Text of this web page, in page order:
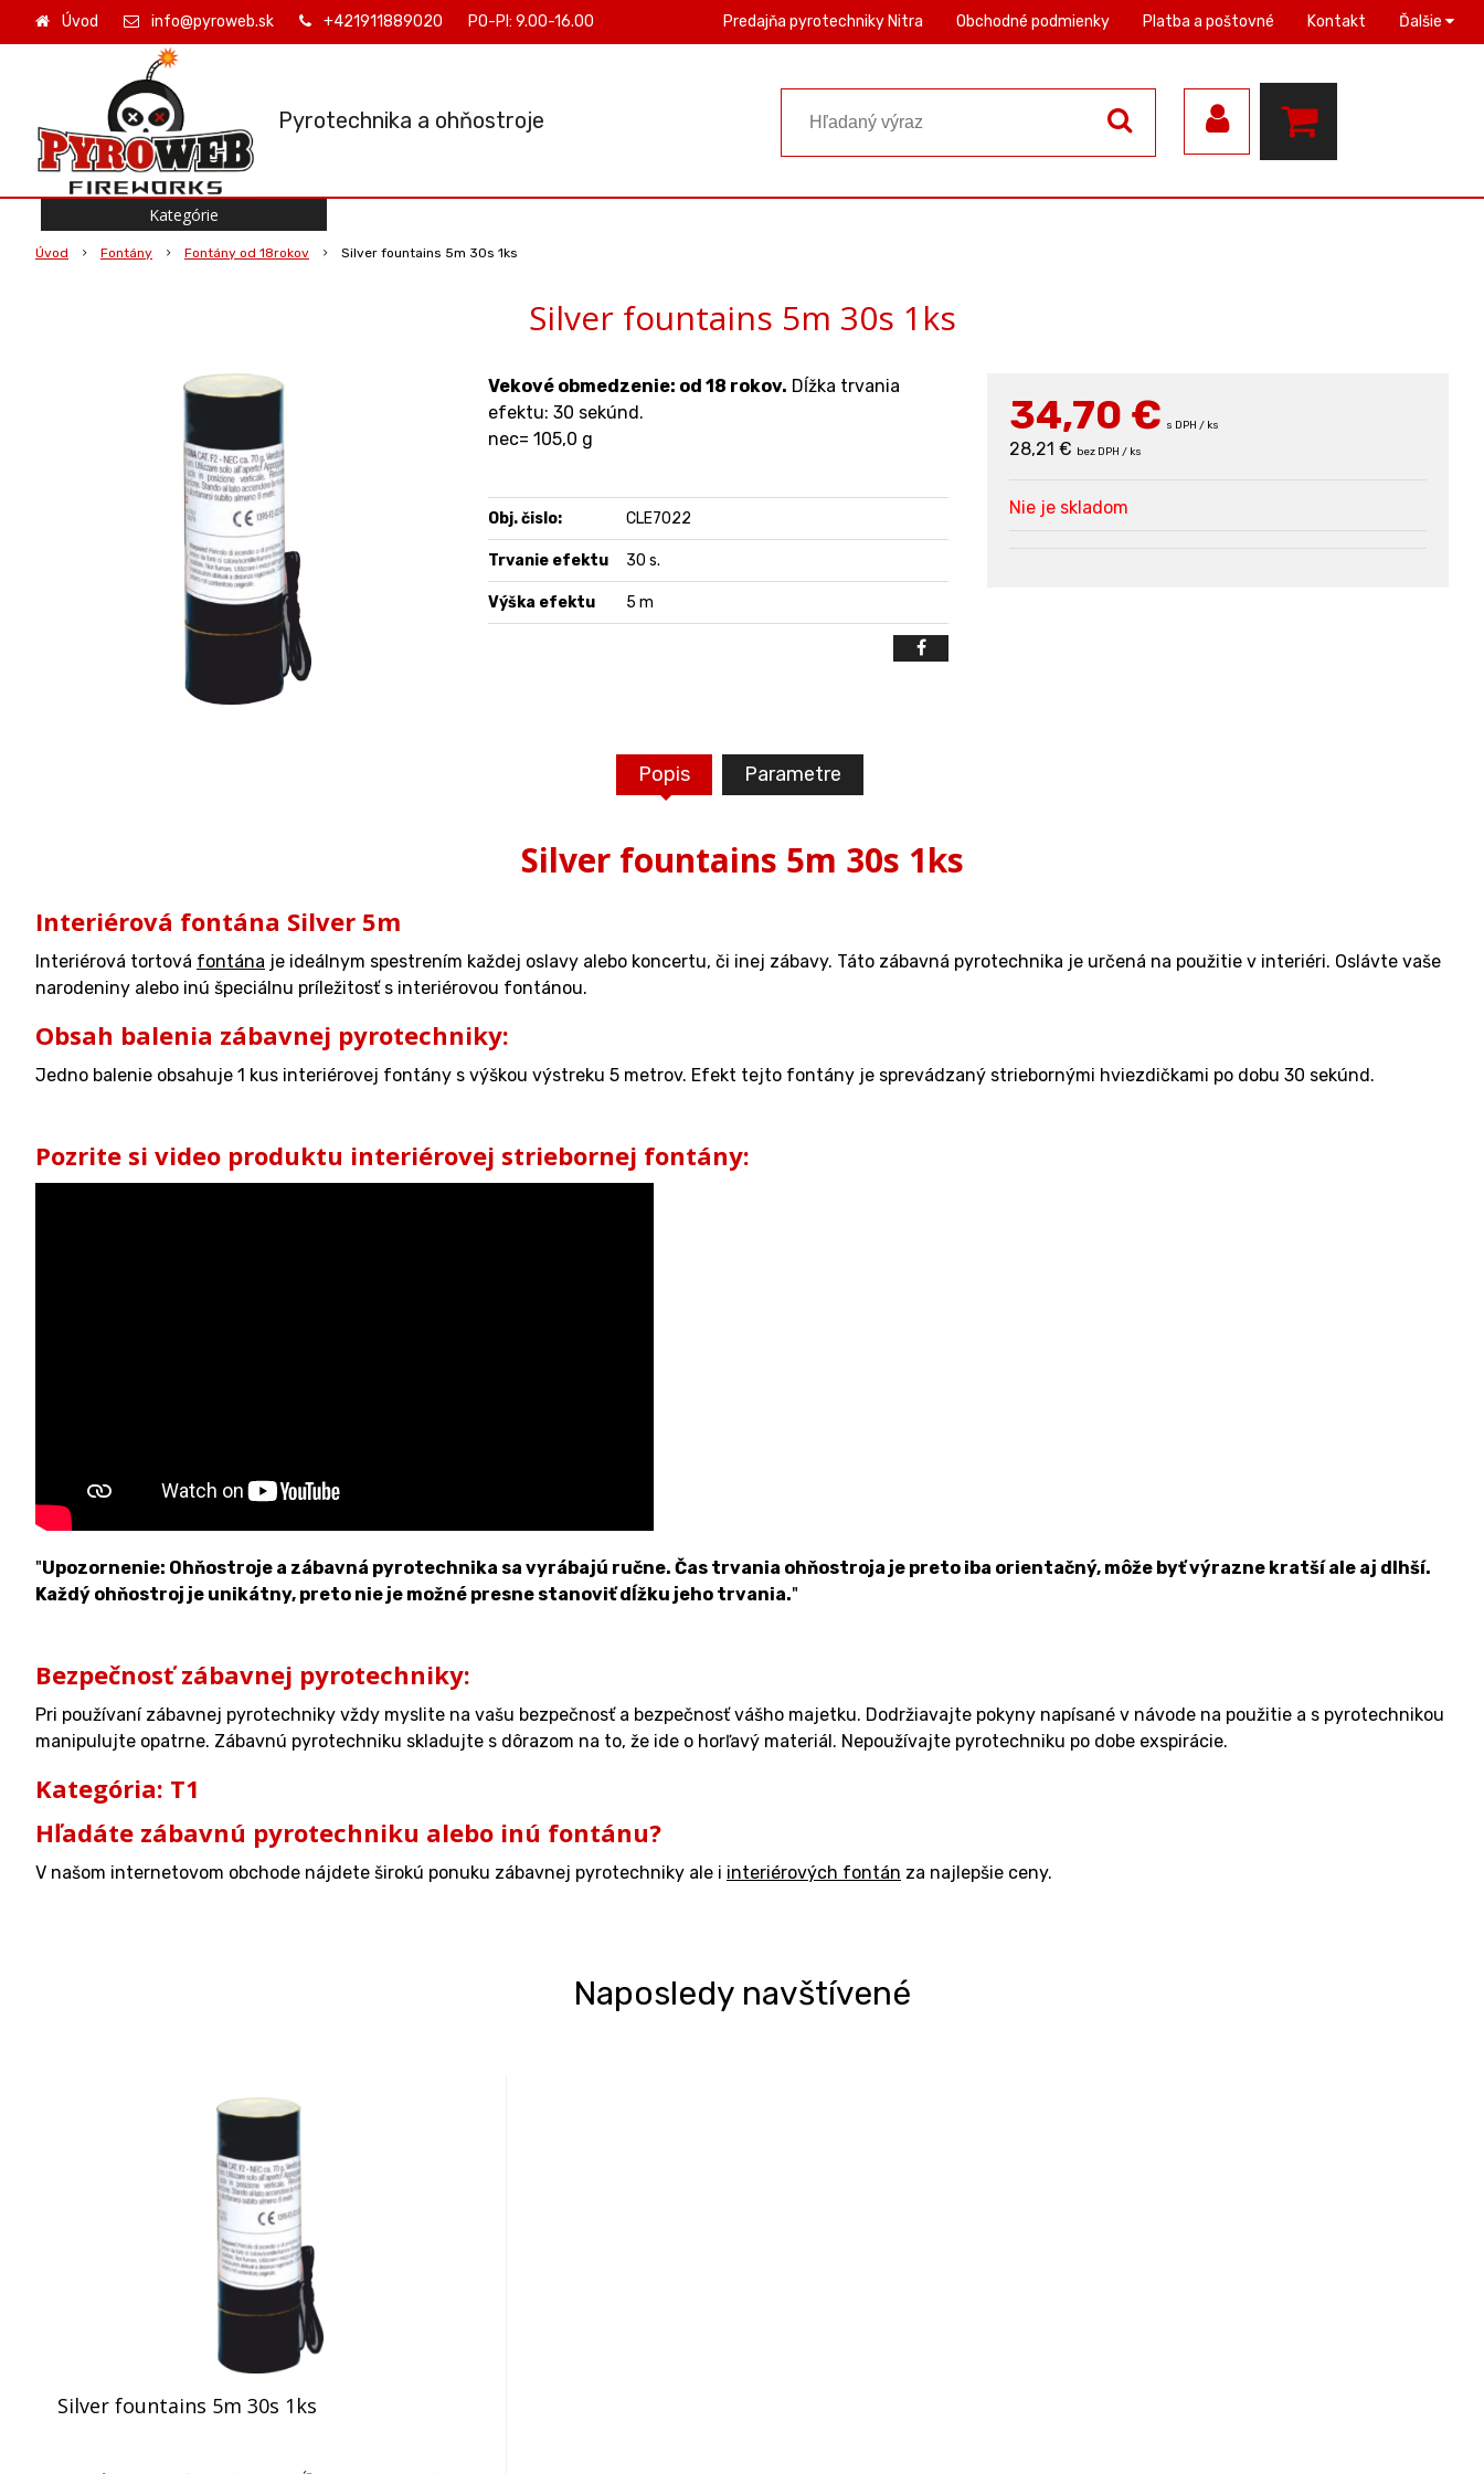
Pyrotechnika a ohňostroje
Úvod info@pyroweb.sk +421911889020 PO-PI: 9.00-16.00 Predajňa pyrotechniky Nitra Obchodné podmienky Platba a poštovné Kontakt Ďalšie
Úvod Fontány Fontány od 18rokov Silver fountains 5m 30s 1ks
Silver fountains 5m 30s 1ks
34,70 € s DPH / ks
28,21 € bez DPH / ks
Nie je skladom
Vekové obmedzenie: od 18 rokov. Dĺžka trvania
efektu: 30 sekúnd.
nec= 105,0 g
Obj. čislo: CLE7022
Trvanie efektu 30 s.
Výška efektu 5 m
Popis Parametre
Silver fountains 5m 30s 1ks
Interiérová fontána Silver 5m
Interiérová tortová fontána je ideálnym spestrením každej oslavy alebo koncertu, či inej zábavy. Táto zábavná pyrotechnika je určená na použitie v interiéri. Oslávte vaše
narodeniny alebo inú špeciálnu príležitosť s interiérovou fontánou.
Obsah balenia zábavnej pyrotechniky:
Jedno balenie obsahuje 1 kus interiérovej fontány s výškou výstreku 5 metrov. Efekt tejto fontány je sprevádzaný striebornými hviezdičkami po dobu 30 sekúnd.
Pozrite si video produktu interiérovej striebornej fontány:
"Upozornenie: Ohňostroje a zábavná pyrotechnika sa vyrábajú ručne. Čas trvania ohňostroja je preto iba orientačný, môže byť výrazne kratší ale aj dlhší.
Každý ohňostroj je unikátny, preto nie je možné presne stanoviť dĺžku jeho trvania."
Bezpečnosť zábavnej pyrotechniky:
Pri používaní zábavnej pyrotechniky vždy myslite na vašu bezpečnosť a bezpečnosť vášho majetku. Dodržiavajte pokyny napísané v návode na použitie a s pyrotechnikou
manipulujte opatrne. Zábavnú pyrotechniku skladujte s dôrazom na to, že ide o horľavý materiál. Nepoužívajte pyrotechniku po dobe exspirácie.
Kategória: T1
Hľadáte zábavnú pyrotechniku alebo inú fontánu?
V našom internetovom obchode nájdete širokú ponuku zábavnej pyrotechniky ale i interiérových fontán za najlepšie ceny.
Naposledy navštívené
Silver fountains 5m 30s 1ks
Kategórie